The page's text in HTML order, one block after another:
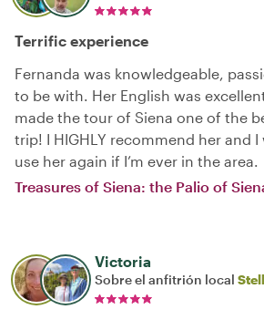
Terrific experience
Fernanda was knowledgeable,
to be with. Her English was
made the tour of Siena one of the
trip! I HIGHLY recommend her and
use her again if I’m ever in the area.
Treasures of Siena: the Palio of
Victoria
Sobre el anfitrión local